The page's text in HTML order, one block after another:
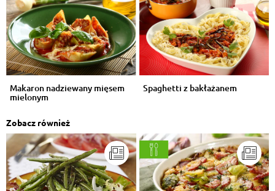
Makaron nadziewany mięsem
mielonym
Spaghetti z bakłażanem
Zobacz również